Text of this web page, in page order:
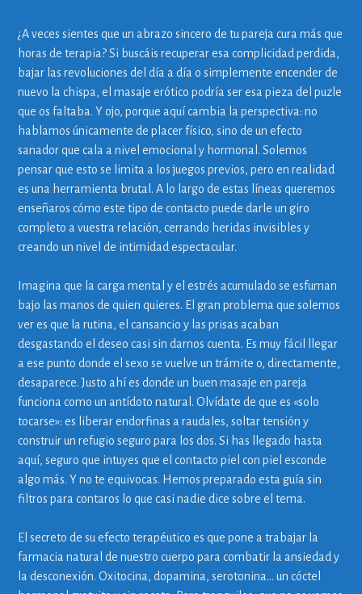
¿A veces sientes que un abrazo sincero de tu pareja cura más que
horas de terapia? Si buscáis recuperar esa complicidad perdida,
bajar las revoluciones del día a día o simplemente encender de
nuevo la chispa, el masaje erótico podría ser esa pieza del puzle
que os faltaba. Y ojo, porque aquí cambia la perspectiva: no
hablamos únicamente de placer físico, sino de un efecto
sanador que cala a nivel emocional y hormonal. Solemos
pensar que esto se limita a los juegos previos, pero en realidad
es una herramienta brutal. A lo largo de estas líneas queremos
enseñaros cómo este tipo de contacto puede darle un giro
completo a vuestra relación, cerrando heridas invisibles y
creando un nivel de intimidad espectacular.
Imagina que la carga mental y el estrés acumulado se esfuman
bajo las manos de quien quieres. El gran problema que solemos
ver es que la rutina, el cansancio y las prisas acaban
desgastando el deseo casi sin darnos cuenta. Es muy fácil llegar
a ese punto donde el sexo se vuelve un trámite o, directamente,
desaparece. Justo ahí es donde un buen masaje en pareja
funciona como un antídoto natural. Olvídate de que es «solo
tocarse»: es liberar endorfinas a raudales, soltar tensión y
construir un refugio seguro para los dos. Si has llegado hasta
aquí, seguro que intuyes que el contacto piel con piel esconde
algo más. Y no te equivocas. Hemos preparado esta guía sin
filtros para contaros lo que casi nadie dice sobre el tema.
El secreto de su efecto terapéutico es que pone a trabajar la
farmacia natural de nuestro cuerpo para combatir la ansiedad y
la desconexión. Oxitocina, dopamina, serotonina… un cóctel